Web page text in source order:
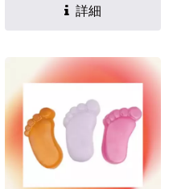
適しています。 お客様の
を含むカスタマイズレシピ
を作成できます。
詳細